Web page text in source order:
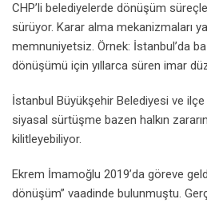
CHP’li belediyelerde dönüşüm
sürüyor. Karar alma mekanizmaları
memnuniyetsiz. Örnek: İstanbul’da
dönüşümü için yıllarca süren imar
İstanbul Büyükşehir Belediyesi ve
siyasal sürtüşme bazen halkın
kilitleyebiliyor.
Ekrem İmamoğlu 2019’da göreve
dönüşüm” vaadinde bulunmuştu.